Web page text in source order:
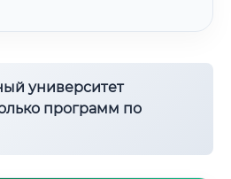
университет
программ по